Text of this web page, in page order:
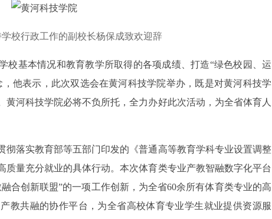
校行政工作的副校长杨保成致欢迎辞
校基本情况和教育教学所取得的各项成绩、打造“绿色校园、运
他表示，此次双选会在黄河科技学院举办，既是对黄河科技学
河科技学院必将不负所托，全力办好此次活动，为全省体育人
彻落实教育部等五部门印发的《普通高等教育学科专业设置调整
量充分就业的具体行动。本次体育类专业产教智融数字化平台
合创新联盟”的一项工作创新，为全省60余所有体育类专业的高
教共融的协作平台，为全省高校体育专业学生就业提供资源服